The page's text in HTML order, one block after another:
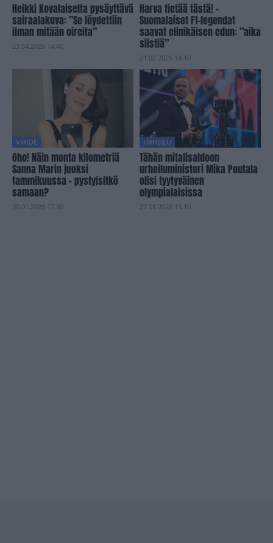
Heikki Kovalaiselta pysäyttävä
sairaalakuva: ”Se löydettiin
ilman mitään oireita”
23.04.2026 14.40
Harva tietää tästä! –
Suomalaiset F1-legendat
saavat elinikäisen edun: ”aika
siistiä”
21.02.2026 14.10
VIIHDE
Oho! Näin monta kilometriä
Sanna Marin juoksi
tammikuussa – pystyisitkö
samaan?
30.01.2026 17.30
URHEILU
Tähän mitalisaldoon
urheiluministeri Mika Poutala
olisi tyytyväinen
olympialaisissa
27.01.2026 15.10